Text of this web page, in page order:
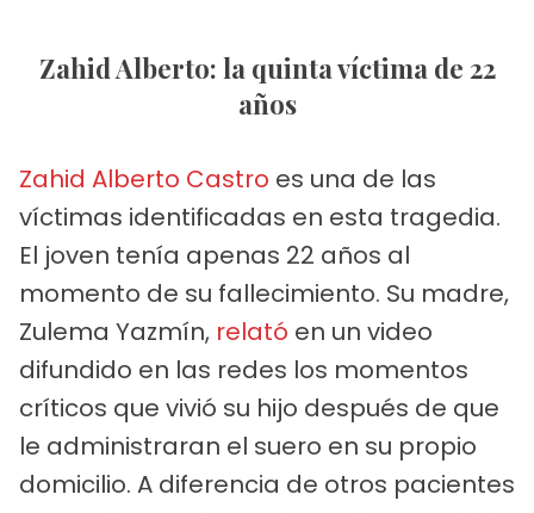
Zahid Alberto: la quinta víctima de 22
años
Zahid Alberto Castro es una de las
víctimas identificadas en esta tragedia.
El joven tenía apenas 22 años al
momento de su fallecimiento. Su madre,
Zulema Yazmín, relató en un video
difundido en las redes los momentos
críticos que vivió su hijo después de que
le administraran el suero en su propio
domicilio. A diferencia de otros pacientes